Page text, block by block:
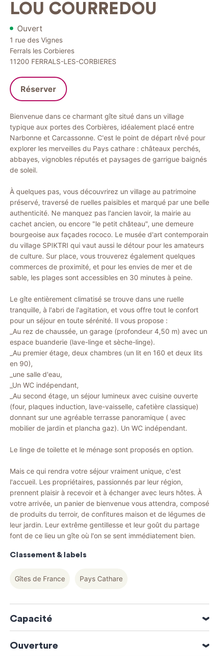
LOU COURREDOU
Ouvert
1 rue des Vignes
Ferrals les Corbieres
11200 FERRALS-LES-CORBIERES
Réserver
Bienvenue dans ce charmant gîte situé dans un village
typique aux portes des Corbières, idéalement placé entre
Narbonne et Carcassonne. C'est le point de départ rêvé pour
explorer les merveilles du Pays cathare : châteaux perchés,
abbayes, vignobles réputés et paysages de garrigue baignés
de soleil.
À quelques pas, vous découvrirez un village au patrimoine
préservé, traversé de ruelles paisibles et marqué par une belle
authenticité. Ne manquez pas l'ancien lavoir, la mairie au
cachet ancien, ou encore "le petit château", une demeure
bourgeoise aux façades rococo. Le musée d'art contemporain
du village SPIKTRI qui vaut aussi le détour pour les amateurs
de culture. Sur place, vous trouverez également quelques
commerces de proximité, et pour les envies de mer et de
sable, les plages sont accessibles en 30 minutes à peine.
Le gîte entièrement climatisé se trouve dans une ruelle
tranquille, à l'abri de l'agitation, et vous offre tout le confort
pour un séjour en toute sérénité. Il vous propose :
_Au rez de chaussée, un garage (profondeur 4,50 m) avec un
espace buanderie (lave-linge et sèche-linge).
_Au premier étage, deux chambres (un lit en 160 et deux lits
en 90),
_une salle d'eau,
_Un WC indépendant,
_Au second étage, un séjour lumineux avec cuisine ouverte
(four, plaques induction, lave-vaisselle, cafetière classique)
donnant sur une agréable terrasse panoramique ( avec
mobilier de jardin et plancha gaz). Un WC indépendant.
Le linge de toilette et le ménage sont proposés en option.
Mais ce qui rendra votre séjour vraiment unique, c'est
l'accueil. Les propriétaires, passionnés par leur région,
prennent plaisir à recevoir et à échanger avec leurs hôtes. À
votre arrivée, un panier de bienvenue vous attendra, composé
de produits du terroir, de confitures maison et de légumes de
leur jardin. Leur extrême gentillesse et leur goût du partage
font de ce lieu un gîte où l'on se sent immédiatement bien.
Classement & labels
Gîtes de France Pays Cathare
Capacité
Ouverture